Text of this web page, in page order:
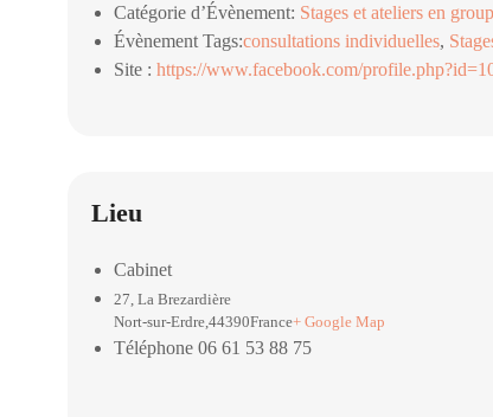
Catégorie d’Évènement: Stages et ateliers en
Évènement Tags:consultations individuelles,
Site : https://www.facebook.com/
Lieu
Cabinet
27, La Brezardière
Nort-sur-Erdre,44390France+ Google Map
Téléphone 06 61 53 88 75